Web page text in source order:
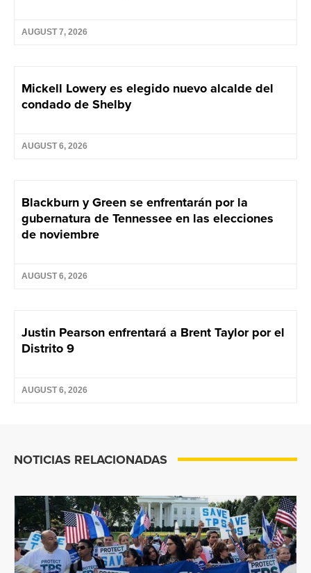
AUGUST 7, 2026
Mickell Lowery es elegido nuevo alcalde del
condado de Shelby
AUGUST 6, 2026
Blackburn y Green se enfrentarán por la
gubernatura de Tennessee en las elecciones
de noviembre
AUGUST 6, 2026
Justin Pearson enfrentará a Brent Taylor por el
Distrito 9
AUGUST 6, 2026
NOTICIAS RELACIONADAS